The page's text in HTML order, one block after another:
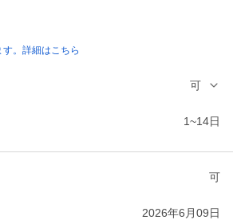
。詳細はこちら
可
1~14日
可
2026年6月09日